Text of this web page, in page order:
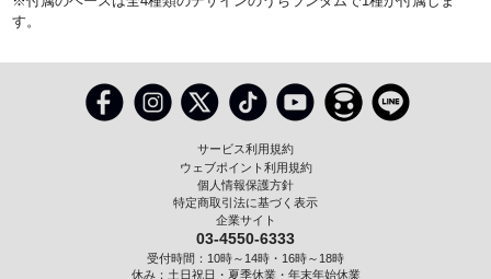
す。
サービス利用規約
ウェブポイント利用規約
個人情報保護方針
特定商取引法に基づく表示
企業サイト
03-4550-6333
受付時間：10時～14時・16時～18時
休み：土日祝日・夏季休業・年末年始休業